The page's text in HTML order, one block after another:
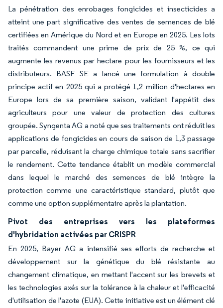
La pénétration des enrobages fongicides et insecticides a
atteint une part significative des ventes de semences de blé
certifiées en Amérique du Nord et en Europe en 2025. Les lots
traités commandent une prime de prix de 25 %, ce qui
augmente les revenus par hectare pour les fournisseurs et les
distributeurs. BASF SE a lancé une formulation à double
principe actif en 2025 qui a protégé 1,2 million d'hectares en
Europe lors de sa première saison, validant l'appétit des
agriculteurs pour une valeur de protection des cultures
groupée. Syngenta AG a noté que ses traitements ont réduit les
applications de fongicides en cours de saison de 1,3 passage
par parcelle, réduisant la charge chimique totale sans sacrifier
le rendement. Cette tendance établit un modèle commercial
dans lequel le marché des semences de blé intègre la
protection comme une caractéristique standard, plutôt que
comme une option supplémentaire après la plantation.
Pivot des entreprises vers les plateformes
d'hybridation activées par CRISPR
En 2025, Bayer AG a intensifié ses efforts de recherche et
développement sur la génétique du blé résistante au
changement climatique, en mettant l'accent sur les brevets et
les technologies axés sur la tolérance à la chaleur et l'efficacité
d'utilisation de l'azote (EUA). Cette initiative est un élément clé